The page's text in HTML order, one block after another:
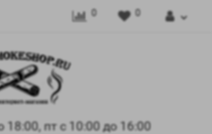
0 0
18:00, пт с 10:00 до 16:00